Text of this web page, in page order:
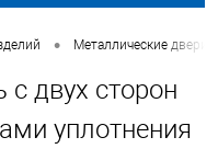
• Металлические двери
двух сторон
уплотнения